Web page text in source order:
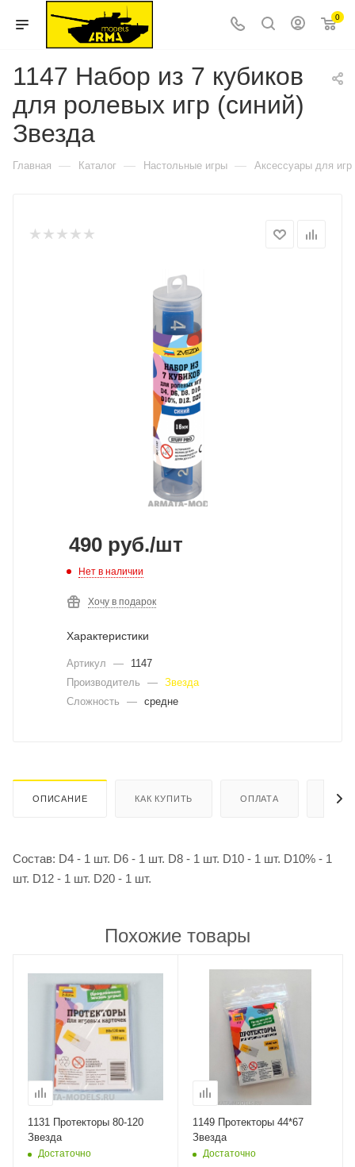
0
1147 Набор из 7 кубиков
для ролевых игр (синий)
Звезда
Главная — Каталог — Настольные игры — Аксессуары для игр
490 руб./шт
Нет в наличии
Хочу в подарок
Характеристики
Артикул —
1147
Производитель
— Звезда
Сложность
— средне
ОПИСАНИЕ КАК КУПИТЬ ОПЛАТА
Состав: D4 - 1 шт. D6 - 1 шт. D8 - 1 шт. D10 - 1 шт. D10% - 1
шт. D12 - 1 шт. D20 - 1 шт.
Похожие товары
1131 Протекторы 80-120
Звезда
Достаточно
1149 Протекторы 44*67
Звезда
Достаточно